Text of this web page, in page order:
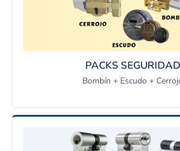
PACKS SEGURIDAD
Bombín + Escudo +